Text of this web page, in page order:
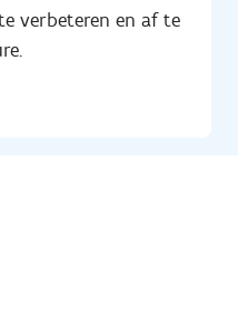
verbeteren en af te